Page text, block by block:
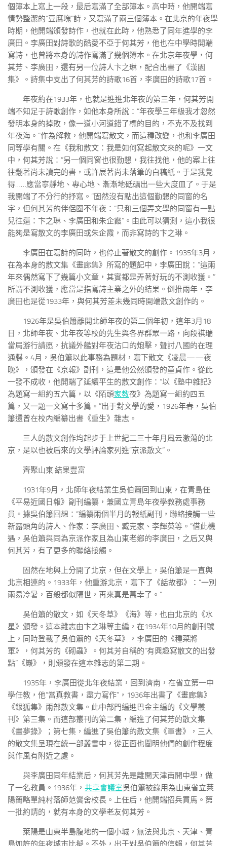
個簿本上寫上一段，最后寫滿了全部簿本。高中時，他開端寫
情勢整潔的“豆腐塊”詩，又寫滿了兩三個簿本。在北京的年夜學
時期，他開端頒發詩作，也就在此時，他熟悉了同年進學的李
廣田。李廣田對詩歌的酷愛不亞于何其芳，他也在中學時開端
寫詩，也曾將本身的詩作寫滿了幾個簿本。在北京年夜學，何
其芳、李廣田，還有另一位詩人卞之琳，配合出書了《漢園
集》。詩集中支出了何其芳的詩歌16首，李廣田的詩歌17首。
年夜約在1933年，也就是進進北年夜的第三年，何其芳開
端不知足于詩歌創作，如他本身所說：“年夜學三年級我才忽然
發明本身的掉敗，像一道小河道錯了標的目的，不克不及找到
年夜海。”作為解救，他開端寫散文，而這種改變，也和李廣田
同等學有關。在《我和散文：我是如何寫起散文來的呢》一文
中，何其芳說：“另一個同窗也很勤懇，我往找他，他的案上往
往翻著尚未讀完的書，或許展著尚未落筆的白稿紙。于是我覺
得……應當寧靜地、專心地、漸漸地砥礪出一些大度皿了。于是
我開端了不分行的抒寫。”固然沒有點出這個勤懇的同窗的名
字，但何其芳的伴侶圈不年夜：“只和三個弄文學的同窗有一點
兒往還：卞之琳、李廣田和朱企霞”。由此可以猜測，這小我很
能夠是寫散文的李廣田或朱企霞，而非寫詩的卞之琳。
李廣田在寫詩的同時，也停止著散文的創作。1935年3月，
在為本身的散文集《畫廊集》所寫的題記中，李廣田說：“這兩
年來偶然寫下了幾篇小文章，其實都是弄著好玩的不測收獲。”
所謂不測收獲，應當是指寫詩主業之外的結果。倒推兩年，李
廣田也是從1933年，與何其芳差未幾同時開端散文創作的。
1926年是吳伯簫離開北師年夜的第二個年初，這年3月18
日，北師年夜、北年夜等校的先生與各界群眾一路，向段祺瑞
當局游行請愿，抗議外艦對年夜沽口的炮擊，聲討八國的在理
通牒。4月，吳伯簫以此事務為題材，寫下散文《凌晨——夜
晚》，頒發在《京報》副刊，這是他公然頒發的童貞作。從此
一發不成收，他開端了延續平生的散文創作：“以《塾中雜記》
為題寫一組約五六篇，以《陌頭家教夜》為題寫一組約四五
篇，又一題一文寫十多篇。”出于對文學的愛，1926年春，吳伯
簫還曾在校內編纂出書《重生》雜志。
三人的散文創作均起步于上世紀二三十年月風云激蕩的北
京，是以也被后來的文學評論家列進“京派散文”。
齊聚山東 結果豐富
1931年9月，北師年夜結業生吳伯簫回到山東，在青島任
《平易近國日報》副刊編纂，兼國立青島年夜學教務處事務
員。據吳伯簫回想：“編纂兩個半月的報紙副刊，聯絡接觸一些
新露頭角的詩人、作家：李廣田、臧克家、李輝英等。”借此機
遇，吳伯簫與同為京派作家且為山東老鄉的李廣田，之后又與
何其芳，有了更多的聯絡接觸。
固然在地輿上分開了北京，但在文學上，吳伯簫是一直與
北京相連的。1933年，他重游北京，寫下了《話故都》：“一別
兩易冷暑，百般都似隔世，再來真是萬幸了。”
吳伯簫的散文，如《天冬草》《海》等，也由北京的《水
星》頒發。這本雜志由卞之琳等主編，在1934年10月的創刊號
上，同時登載了吳伯簫的《天冬草》，李廣田的《種菜將
軍》，何其芳的《砌蟲》。何其芳自稱的“有興趣寫散文的出發
點”《巖》，則頒發在這本雜志的第二期。
1935年，李廣田從北年夜結業，回到濟南，在省立第一中
學任教，他“當真教書，盡力寫作”，1936年出書了《畫廊集》
《銀狐集》兩部散文集。此中部門編進巴金主編的《文學叢
刊》第三集。而這部叢刊的第二集，編進了何其芳的散文集
《畫夢錄》；第七集，編進了吳伯簫的散文集《軍書》，三人
的散文集呈現在統一部叢書中，從正面也闡明他們的創作程度
與作風有附近之處。
與李廣田同年結業后，何其芳先是離開天津南開中學，做
了一名教員。1936年， 共享會議室吳伯簫被錄用為山東省立萊
陽簡略單純村落師范黌舍校長。上任后，他開端招兵買馬。第
一批約請的，就有本身的文學老友何其芳。
萊陽是山東半島腹地的一個小城，無法與北京、天津、青
島如許的年夜城市比擬。不外，出于對吳伯簫的信賴，何其芳